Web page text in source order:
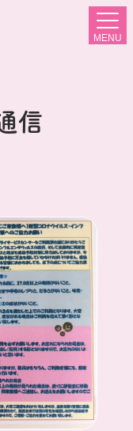
MENU
信